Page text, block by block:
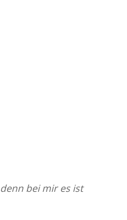
bei mir es ist